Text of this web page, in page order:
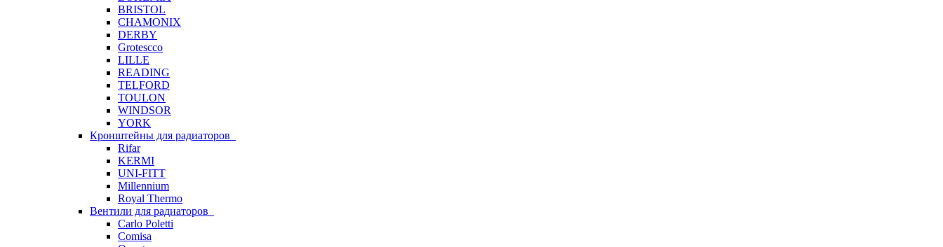
BRISTOL
CHAMONIX
DERBY
Grotescco
LILLE
READING
TELFORD
TOULON
WINDSOR
YORK
Кронштейны для радиаторов
Rifar
KERMI
UNI-FITT
Millennium
Royal Thermo
Вентили для радиаторов
Carlo Poletti
Comisa